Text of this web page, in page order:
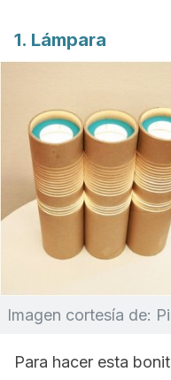
1. Lámpara
Imagen cortesía de:
Para hacer esta